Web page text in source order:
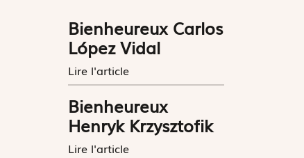
Bienheureux Carlos
López Vidal
Lire l'article
Bienheureux
Henryk Krzysztofik
Lire l'article